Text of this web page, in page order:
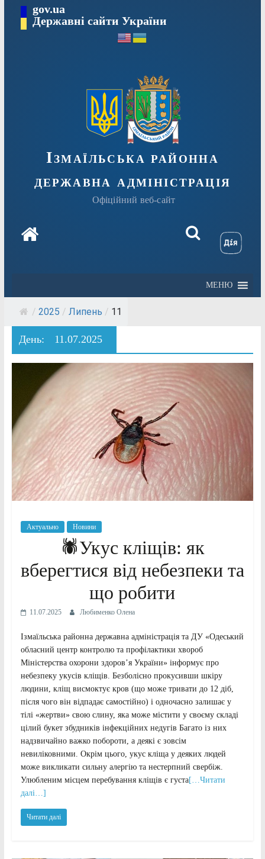
вмісту
gov.ua
Державні сайти України
Ізмаїльська районна
державна адміністрація
Офіційний веб-сайт
МЕНЮ
/ 2025 / Липень / 11
День: 11.07.2025
Актуально Новини
🕷Укус кліщів: як
вберегтися від небезпеки та
що робити
11.07.2025 Любименко Олена
Ізмаїльська районна державна адміністрація та ДУ «Одеський
обласний центр контролю та профілактики хвороб
Міністерства охорони здоров’я України» інформує про
небезпеку укусів кліщів. Безболісно прокусивши шкіру
людини, кліщ висмоктує кров (що може тривати до 12 діб,
після чого він відпадає самостійно) і одночасно залишає у
тілі «жертви» свою слину, яка може містити у своєму складі
цілий букет збудників інфекційних недугів Багато із них
надзвичайно важко побороти, а деякі є зовсім
невиліковними. Окрім цього, укус кліща у деяких людей
може викликати сильну алергію та нестерпний свербіж.
Улюбленим місцем перебування кліщів є густа[…Читати
далі…]
Читати далі